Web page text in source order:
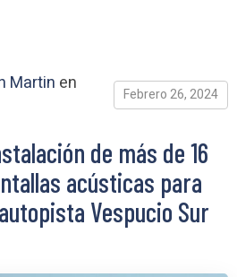
Martin en
Febrero 26, 2024
de más de 16
acústicas para
Vespucio Sur